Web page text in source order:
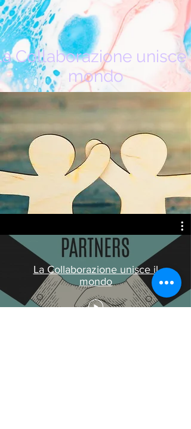
Collaborazione unisce il
mondo
La Collaborazione unisce il
mondo